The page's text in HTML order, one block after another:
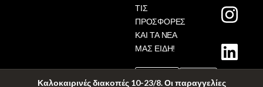
Καλοκαιρινές διακοπές 10-23/8. Οι παραγγελίες
ΤΙΣ
ΠΡΟΣΦΟΡΕΣ
ΚΑΙ ΤΑ ΝΕΑ
ΜΑΣ ΕΙΔΗ!